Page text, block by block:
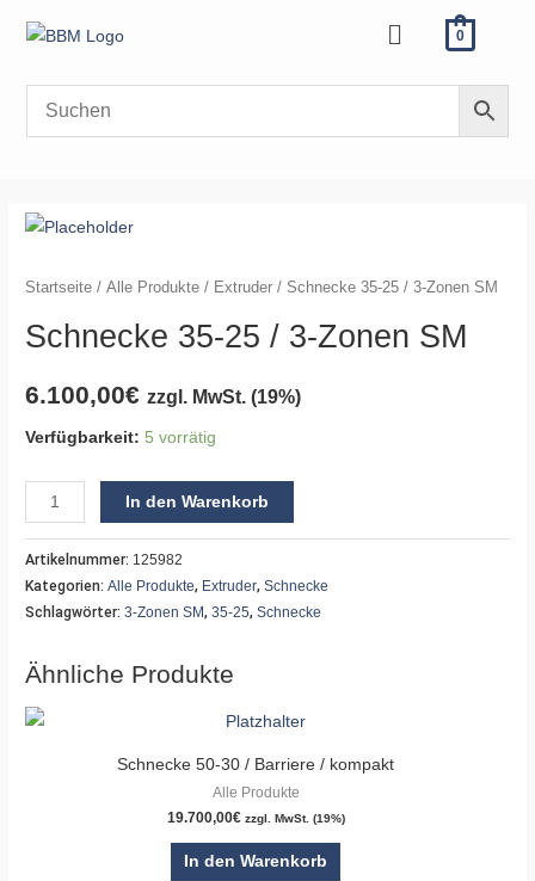
Inhalt
Menü 0
Startseite /Alle Produkte / Extruder / Schnecke 35-25 / 3-Zonen SM
Schnecke 35-25 / 3-Zonen SM
6.100,00€ zzgl. MwSt. (19%)
Verfügbarkeit: 5 vorrätig
Schnecke
25
3-
SM
Menge
In den Warenkorb
Artikelnummer: 125982
Kategorien:Alle Produkte, Extruder,Schnecke
Schlagwörter:3-Zonen SM,35-25,Schnecke
Ähnliche Produkte
Schnecke 50-30 / Barriere / kompakt
Alle Produkte
19.700,00€ zzgl. MwSt. (19%)
In den Warenkorb